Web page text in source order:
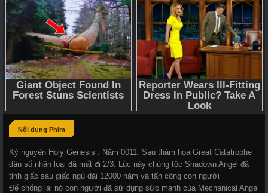
Nội dung Phim
Kỷ nguyên Holy Genesis . Năm 0011. Sau thảm họa Great Catatrophe
dân số nhân loại đã mất đi 2/3. Lúc này chủng tộc Shadown Angel đã
tỉnh giấc sau giấc ngủ dài 12000 năm và tấn công con người
Để chống lại nó con người đã sử dụng sức mạnh của Mechanical Angel